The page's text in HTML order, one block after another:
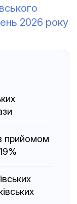
2026 року
прийомом